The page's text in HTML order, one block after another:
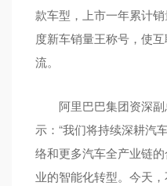
款车型，上市一年累计
度新车销量王称号，使
流。
阿里巴巴集团资深
示：“我们将持续深耕汽
络和更多汽车全产业链
业的智能化转型。今天